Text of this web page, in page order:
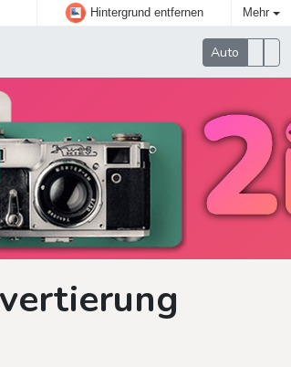
Hintergrund entfernen Mehr
Auto